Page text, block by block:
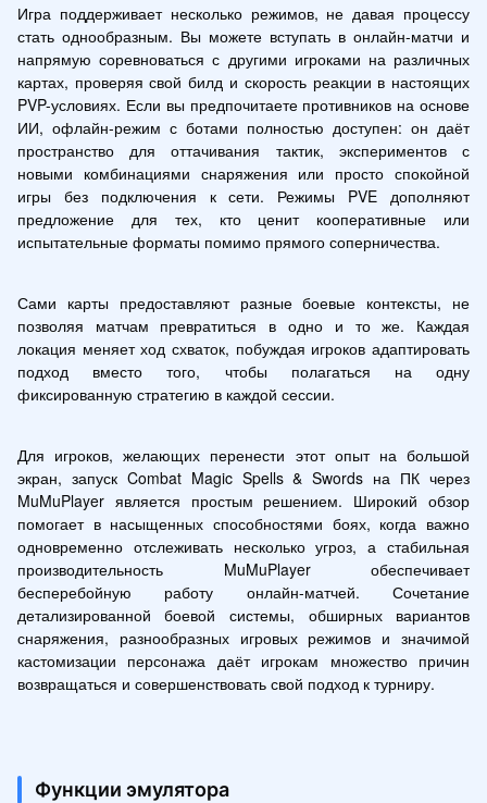
Игра поддерживает несколько режимов, не давая процессу
стать однообразным. Вы можете вступать в онлайн-матчи и
напрямую соревноваться с другими игроками на различных
картах, проверяя свой билд и скорость реакции в настоящих
PVP-условиях. Если вы предпочитаете противников на основе
ИИ, офлайн-режим с ботами полностью доступен: он даёт
пространство для оттачивания тактик, экспериментов с
новыми комбинациями снаряжения или просто спокойной
игры без подключения к сети. Режимы PVE дополняют
предложение для тех, кто ценит кооперативные или
испытательные форматы помимо прямого соперничества.
Сами карты предоставляют разные боевые контексты, не
позволяя матчам превратиться в одно и то же. Каждая
локация меняет ход схваток, побуждая игроков адаптировать
подход вместо того, чтобы полагаться на одну
фиксированную стратегию в каждой сессии.
Для игроков, желающих перенести этот опыт на большой
экран, запуск Combat Magic Spells & Swords на ПК через
MuMuPlayer является простым решением. Широкий обзор
помогает в насыщенных способностями боях, когда важно
одновременно отслеживать несколько угроз, а стабильная
производительность MuMuPlayer обеспечивает
бесперебойную работу онлайн-матчей. Сочетание
детализированной боевой системы, обширных вариантов
снаряжения, разнообразных игровых режимов и значимой
кастомизации персонажа даёт игрокам множество причин
возвращаться и совершенствовать свой подход к турниру.
Функции эмулятора